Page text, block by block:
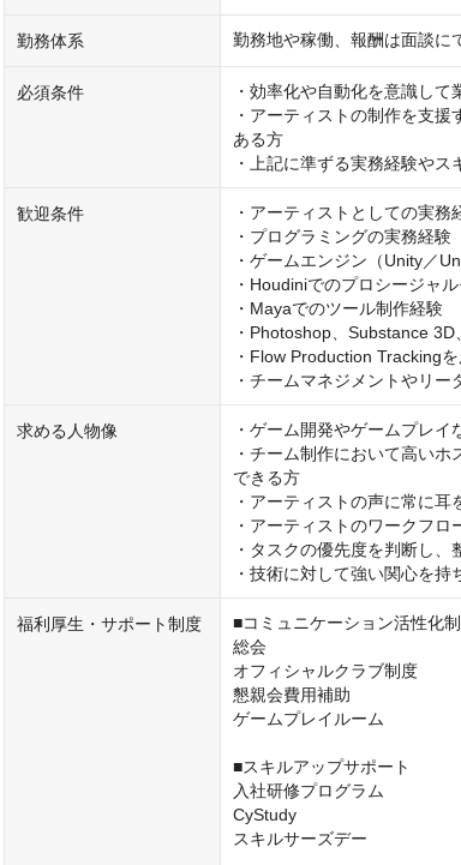
勤務体系 勤務地や稼働、報酬は面談に
必須条件
・効率化や自動化を意識し
・アーティストの制作を支
ある方
・上記に準ずる実務経験やス
歓迎条件
・アーティストとしての実務
・プログラミングの実務経験
・ゲームエンジン（Unity／
・Houdiniでのプロシージャ
・Mayaでのツール制作経験
・Photoshop、Substance
・Flow Production Tracking
・チームマネジメントやリー
求める人物像
・ゲーム開発やゲームプレ
・チーム制作において高い
できる方
・アーティストの声に常に
・アーティストのワークフ
・タスクの優先度を判断し、
・技術に対して強い関心を
福利厚生・サポート制度
■コミュニケーション活性化
総会
オフィシャルクラブ制度
懇親会費用補助
ゲームプレイルーム
■スキルアップサポート
入社研修プログラム
CyStudy
スキルサーズデー